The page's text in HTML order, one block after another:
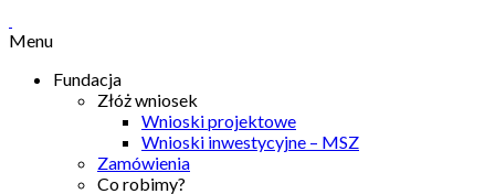
Menu
Fundacja
Złóż wniosek
Wnioski projektowe
Wnioski inwestycyjne – MSZ
Zamówienia
Co robimy?